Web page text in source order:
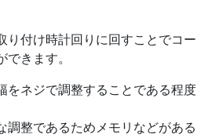
り付け時計回りに回すことでコー
できます。
をネジで調整することである程度
調整であるためメモリなどがある